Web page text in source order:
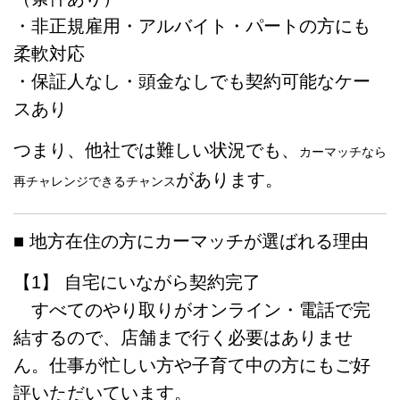
・非正規雇用・アルバイト・パートの方にも
柔軟対応
・保証人なし・頭金なしでも契約可能なケー
スあり
つまり、他社では難しい状況でも、 カーマッチなら
再チャレンジできるチャンスがあります。
■ 地方在住の方にカーマッチが選ばれる理由
【1】 自宅にいながら契約完了
すべてのやり取りがオンライン・電話で完
結するので、店舗まで行く必要はありませ
ん。仕事が忙しい方や子育て中の方にもご好
評いただいています。